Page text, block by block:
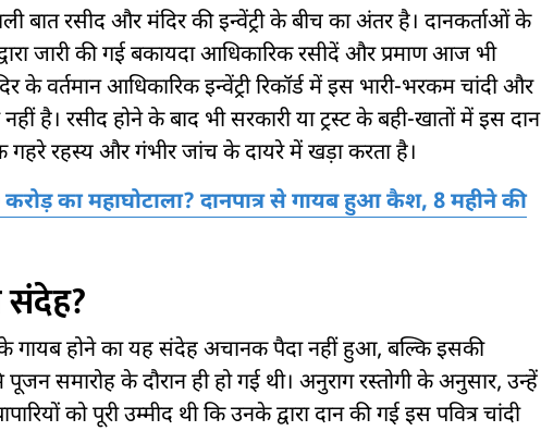
बात रसीद और मंदिर की इन्वेंट्री के बीच का अंतर है। दानकर्ताओं के
द्वारा जारी की गई बकायदा आधिकारिक रसीदें और प्रमाण आज भी
के वर्तमान आधिकारिक इन्वेंट्री रिकॉर्ड में इस भारी-भरकम चांदी और
है। रसीद होने के बाद भी सरकारी या ट्रस्ट के बही-खातों में इस दान
गहरे रहस्य और गंभीर जांच के दायरे में खड़ा करता है।
करोड़ का महाघोटाला? दानपात्र से गायब हुआ कैश, 8 महीने की
के गायब होने का यह संदेह अचानक पैदा नहीं हुआ, बल्कि इसकी
समारोह के दौरान ही हो गई थी। अनुराग रस्तोगी के अनुसार, उन्हें
को पूरी उम्मीद थी कि उनके द्वारा दान की गई इस पवित्र चांदी